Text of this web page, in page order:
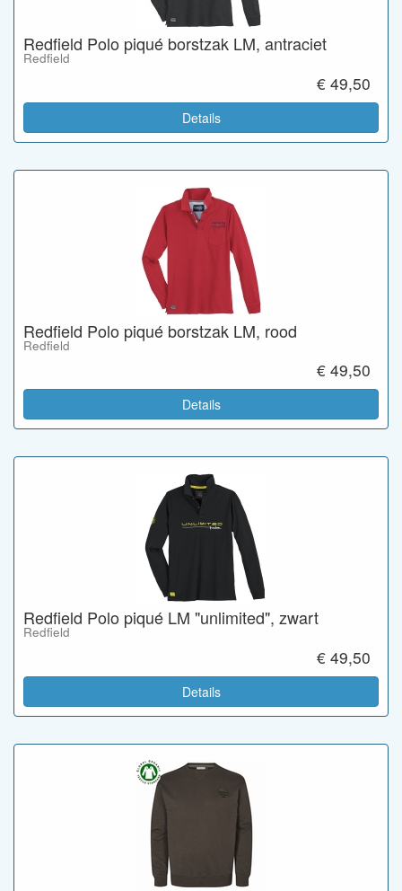
Redfield Polo piqué borstzak LM, antraciet
Redfield
€ 49,50
Details
Redfield Polo piqué borstzak LM, rood
Redfield
€ 49,50
Details
Redfield Polo piqué LM "unlimited", zwart
Redfield
€ 49,50
Details